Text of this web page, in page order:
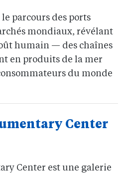
parcours des ports
mondiaux, révélant
humain — des chaînes
en produits de la mer
du monde
Center
Center est une galerie